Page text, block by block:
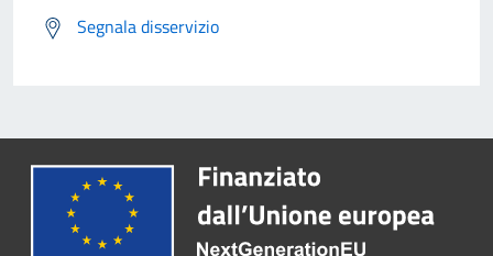
Segnala disservizio